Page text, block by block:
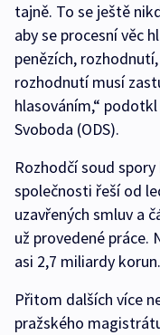
tajně. To se ještě
aby se procesní věc
penězích,
rozhodnutí musí
hlasováním,“
Svoboda (ODS).
Rozhodčí soud
společnosti řeší od
uzavřených smluv a
už provedené
asi 2,7 miliardy korun.
Přitom dalších více
pražského